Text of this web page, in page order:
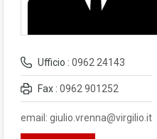
Ufficio : 0962 24143
Fax : 0962 901252
email: giulio.vrenna@virgilio.it